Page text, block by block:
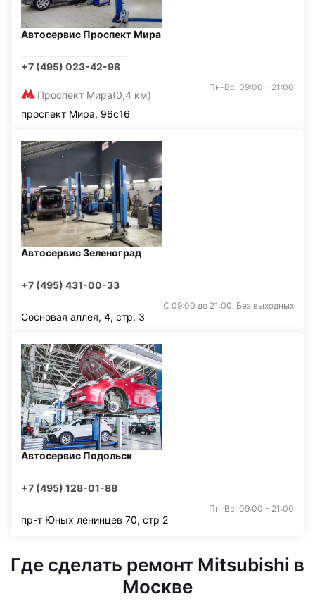
Автосервис Проспект Мира
+7 (495) 023-42-98
Проспект Мира(0,4 км)
Пн-Вс: 09:00 - 21:00
проспект Мира, 96с16
Автосервис Зеленоград
+7 (495) 431-00-33
С 09:00 до 21:00. Без выходных
Сосновая аллея, 4, стр. 3
Автосервис Подольск
+7 (495) 128-01-88
Пн-Вс: 09:00 - 21:00
пр-т Юных ленинцев 70, стр 2
Где сделать ремонт Mitsubishi в
Москве